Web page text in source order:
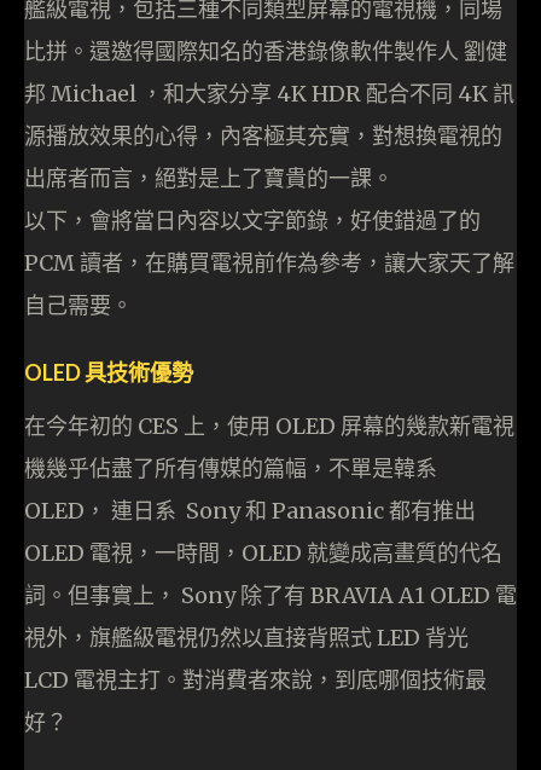
艦級電視，包括三種不同類型屏幕的電視機，同場
比拼。還邀得國際知名的香港錄像軟件製作人 劉健
邦 Michael ，和大家分享 4K HDR 配合不同 4K 訊
源播放效果的心得，內客極其充實，對想換電視的
出席者而言，絕對是上了寶貴的一課。
以下，會將當日內容以文字節錄，好使錯過了的
PCM 讀者，在購買電視前作為參考，讓大家天了解
自己需要。
OLED 具技術優勢
在今年初的 CES 上，使用 OLED 屏幕的幾款新電視
機幾乎佔盡了所有傳媒的篇幅，不單是韓系
OLED， 連日系 Sony 和 Panasonic 都有推出
OLED 電視，一時間，OLED 就變成高畫質的代名
詞。但事實上， Sony 除了有 BRAVIA A1 OLED 電
視外，旗艦級電視仍然以直接背照式 LED 背光
LCD 電視主打。對消費者來說，到底哪個技術最
好？